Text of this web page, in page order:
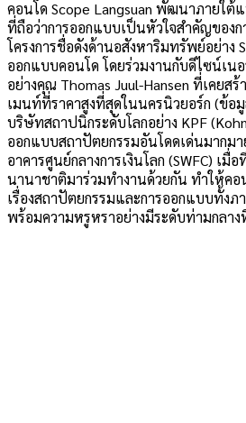
คอนโด Scope Langsuan พัฒนาภายใต้
ที่ถือว่าการออกแบบเป็นหัวใจสำคัญของ
โครงการชื่อดังด้านอสังหาริมทรัพย์อย่าง
ออกแบบคอนโด โดยร่วมงานกับดีไซน์เน
อย่างคุณ Thomas Juul-Hansen ที่เคยส
เมนท์ที่ราคาสูงที่สุดในนครนิวยอร์ก (ข้อ
บริษัทสถาปนิกระดับโลกอย่าง KPF
ออกแบบสถาปัตยกรรมอันโดดเด่นมากม
อาคารศูนย์กลางการเงินโลก (SWFC) เ
นานาชาติมาร่วมทำงานด้วยกัน ทำให้คอ
เรื่องสถาปัตยกรรมและการออกแบบทั้ง
พร้อมความหรูหราอย่างมีระดับท่ามกลา